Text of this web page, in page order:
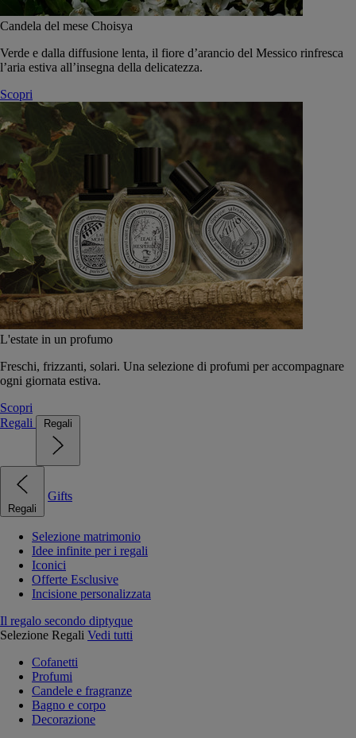
Candela del mese Choisya
Verde e dalla diffusione lenta, il fiore d’arancio del Messico rinfresca
l’aria estiva all’insegna della delicatezza.
Scopri
L'estate in un profumo
Freschi, frizzanti, solari. Una selezione di profumi per accompagnare
ogni giornata estiva.
Scopri
Regali
Regali
Regali
Gifts
Selezione matrimonio
Idee infinite per i regali
Iconici
Offerte Esclusive
Incisione personalizzata
Il regalo secondo diptyque
Selezione Regali Vedi tutti
Cofanetti
Profumi
Candele e fragranze
Bagno e corpo
Decorazione